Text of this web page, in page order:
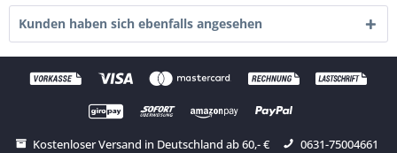
Kunden haben sich ebenfalls angesehen
Kostenloser Versand in Deutschland ab 60,- € 0631-75004661